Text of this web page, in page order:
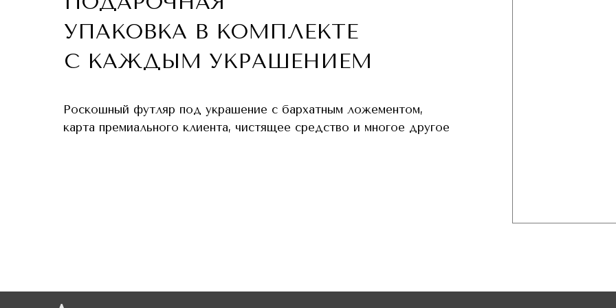
УПАКОВКА В КОМПЛЕКТЕ
С КАЖДЫМ УКРАШЕНИЕМ
Роскошный футляр под украшение с бархатным ложементом,
карта премиального клиента, чистящее средство и многое другое